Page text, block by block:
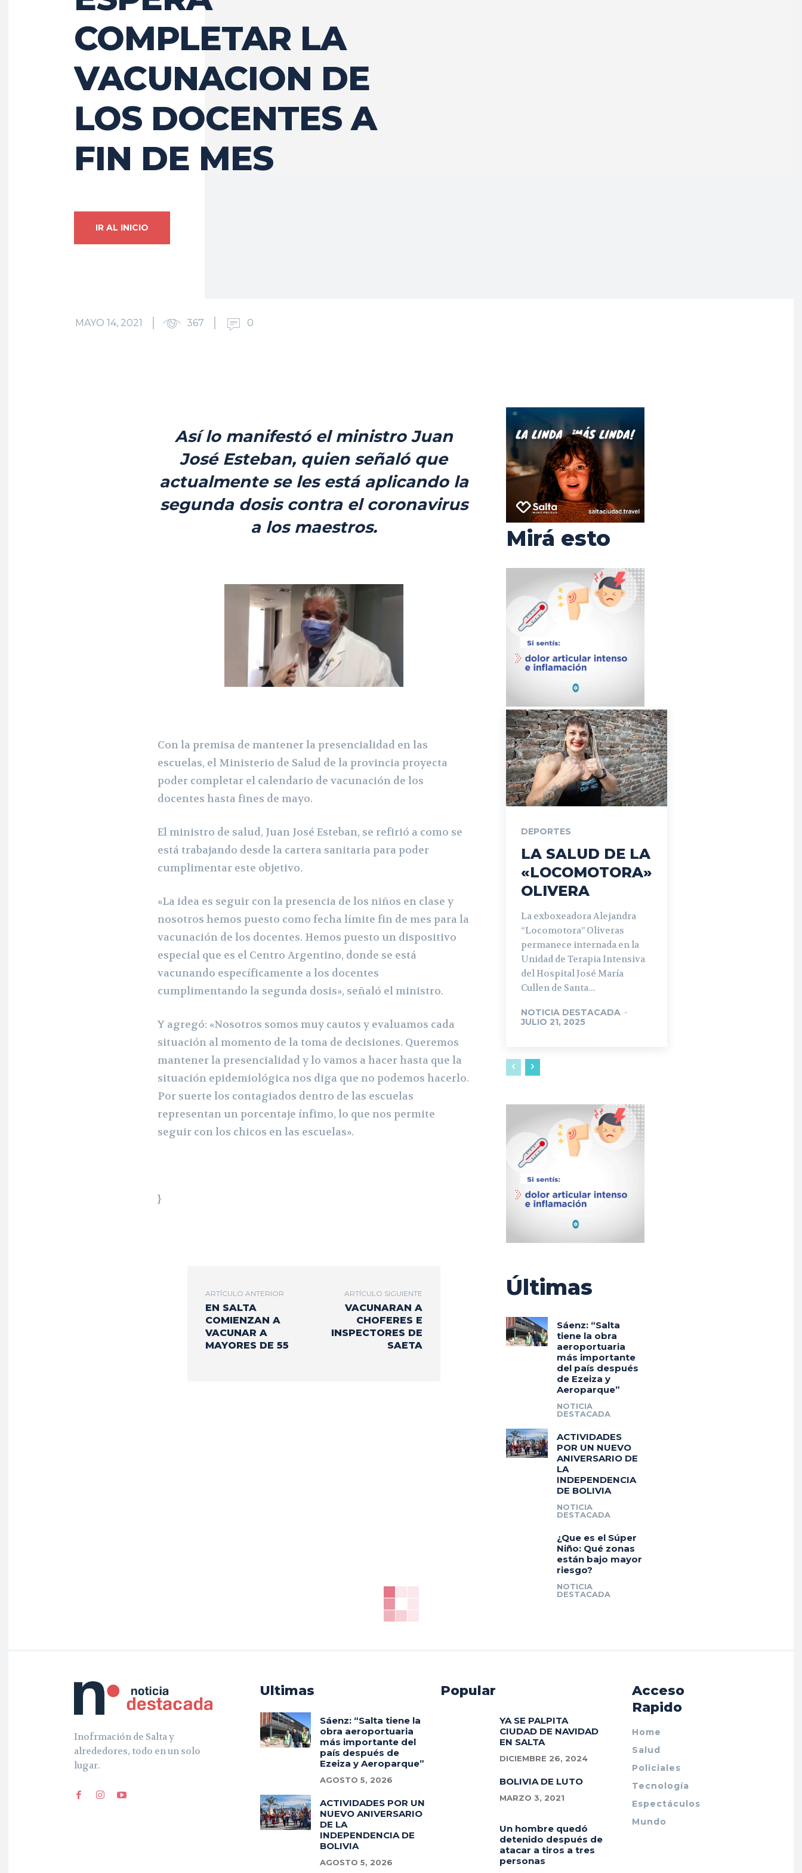
COMPLETAR LA
VACUNACION DE
LOS DOCENTES A
FIN DE MES
IR AL INICIO
MAYO 14, 2021 367 0
Así lo manifestó el ministro Juan
José Esteban, quien señaló que
actualmente se les está aplicando la
segunda dosis contra el coronavirus
a los maestros.
Con la premisa de mantener la presencialidad en las
escuelas, el Ministerio de Salud de la provincia proyecta
poder completar el calendario de vacunación de los
docentes hasta fines de mayo.
El ministro de salud, Juan José Esteban, se refirió a como se
está trabajando desde la cartera sanitaria para poder
cumplimentar este objetivo.
«La idea es seguir con la presencia de los niños en clase y
nosotros hemos puesto como fecha límite fin de mes para la
vacunación de los docentes. Hemos puesto un dispositivo
especial que es el Centro Argentino, donde se está
vacunando específicamente a los docentes
cumplimentando la segunda dosis», señaló el ministro.
Y agregó: «Nosotros somos muy cautos y evaluamos cada
situación al momento de la toma de decisiones. Queremos
mantener la presencialidad y lo vamos a hacer hasta que la
situación epidemiológica nos diga que no podemos hacerlo.
Por suerte los contagiados dentro de las escuelas
representan un porcentaje ínfimo, lo que nos permite
seguir con los chicos en las escuelas».
}
ARTÍCULO ANTERIOR
EN SALTA
COMIENZAN A
VACUNAR A
MAYORES DE 55
ARTÍCULO SIGUIENTE
VACUNARAN A
CHOFERES E
INSPECTORES DE
SAETA
Mirá esto
DEPORTES
LA SALUD DE LA
«LOCOMOTORA»
OLIVERA
La exboxeadora Alejandra
“Locomotora” Oliveras
permanece internada en la
Unidad de Terapia Intensiva
del Hospital José María
Cullen de Santa...
NOTICIA DESTACADA -
JULIO 21, 2025
Últimas
Sáenz: “Salta
tiene la obra
aeroportuaria
más importante
del país después
de Ezeiza y
Aeroparque”
NOTICIA
DESTACADA
ACTIVIDADES
POR UN NUEVO
ANIVERSARIO DE
LA
INDEPENDENCIA
DE BOLIVIA
NOTICIA
DESTACADA
¿Que es el Súper
Niño: Qué zonas
están bajo mayor
riesgo?
NOTICIA
DESTACADA
Inofrmación de Salta y
alrededores, todo en un solo
lugar.
Ultimas
Sáenz: “Salta tiene la
obra aeroportuaria
más importante del
país después de
Ezeiza y Aeroparque”
AGOSTO 5, 2026
ACTIVIDADES POR UN
NUEVO ANIVERSARIO
DE LA
INDEPENDENCIA DE
BOLIVIA
AGOSTO 5, 2026
Popular
YA SE PALPITA
CIUDAD DE NAVIDAD
EN SALTA
DICIEMBRE 26, 2024
BOLIVIA DE LUTO
MARZO 3, 2021
Un hombre quedó
detenido después de
atacar a tiros a tres
personas
Acceso
Rapido
Home
Salud
Policiales
Tecnología
Espectáculos
Mundo